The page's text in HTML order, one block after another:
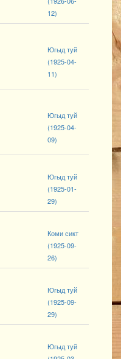
12)
Югыд туй
(1925-04-
11)
Югыд туй
(1925-04-
09)
Югыд туй
(1925-01-
29)
Коми сикт
(1925-09-
26)
Югыд туй
(1925-09-
29)
Югыд туй